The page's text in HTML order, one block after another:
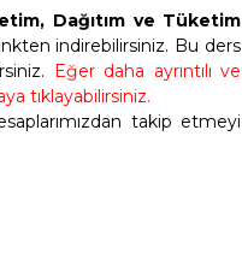
Dağıtım ve Tüketim
indirebilirsiniz. Bu ders
Eğer daha ayrıntılı ve
tıklayabilirsiniz.
takip etmeyi